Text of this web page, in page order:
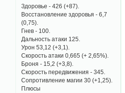
Здоровье - 426 (+87).
Восстановление здоровья - 6,7
(0,75).
Гнев - 100.
Дальность атаки 125.
Урон 53,12 (+3,1).
Скорость атаки 0,665 (+ 2,65%).
Броня - 15,2 (+3,8).
Скорость передвижения - 345.
Сопротивление магии 30 (+1,25).
Плюсы